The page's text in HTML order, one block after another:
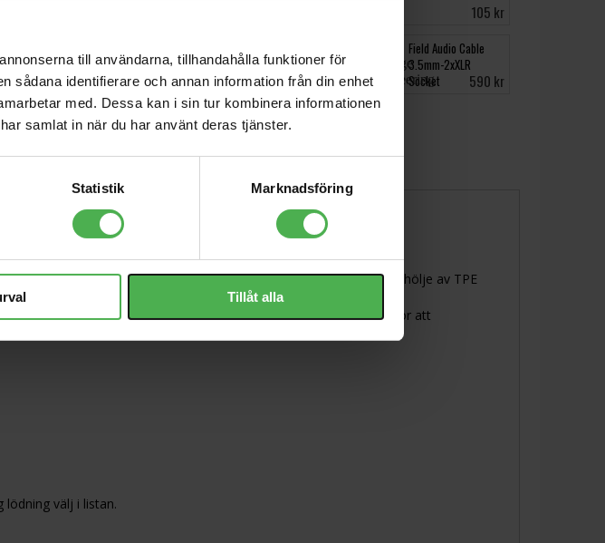
till användarna, tillhandahålla funktioner för
sådana identifierare och annan information från din enhet
med. Dessa kan i sin tur kombinera informationen
samlat in när du har använt deras tjänster.
Statistik Marknadsföring
Tillåt alla
105 kr
9153 kr 2223 kr
Field Audio Cable
3.5mm-2xXLR
Socket
590 kr
för sportinstruktörer i gruppträningsmiljö.
som är bredare vilket ger en bättre stabilitet. Kabeln har ett hölje av TPE
extremt flexibel, armen har en 150° vinkel utifrån bygeln, detta gör att
välj i listan.